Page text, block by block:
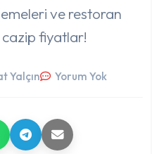
ve restoran
fiyatlar!
Yalçın Yorum Yok